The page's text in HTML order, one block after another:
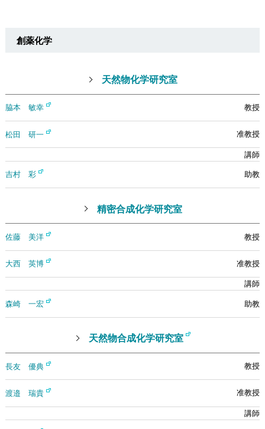
創薬化学
天然物化学研究室
脇本 敏幸
松田 研一
吉村 彩
精密合成化学研究室
佐藤 美洋
大西 英博
森崎 一宏
天然物合成化学研究室
長友 優典
渡邉 瑞貴